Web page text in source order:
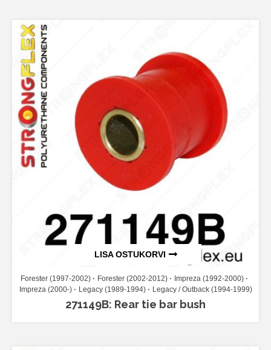
LISA OSTUKORVI
Forester (1997-2002) Forester (2002-2012)
Impreza (1992-2000)
Impreza (2000-)
Legacy (1989-1994) Legacy / Outback (1994-1999)
271149B: Rear tie bar bush